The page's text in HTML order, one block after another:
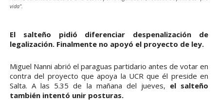
vida".
El salteño pidió diferenciar despenalización de
legalización. Finalmente no apoyó el proyecto de ley.
Miguel Nanni abrió el paraguas partidario antes de votar en
contra del proyecto que apoya la UCR que él preside en
Salta. A las 5.35 de la mañana del jueves, el salteño
también intentó unir posturas.